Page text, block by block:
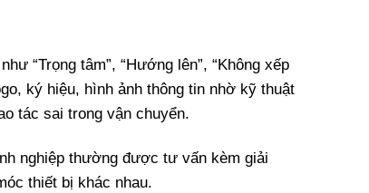
“Trọng tâm”, “Hướng lên”, “Không xếp
ký hiệu, hình ảnh thông tin nhờ kỹ thuật
tác sai trong vận chuyển.
nghiệp thường được tư vấn kèm giải
thiết bị khác nhau.